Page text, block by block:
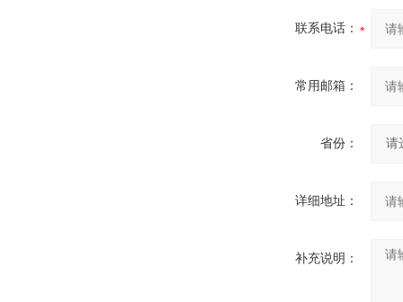
联系电话：
常用邮箱：
省份：
详细地址：
补充说明：